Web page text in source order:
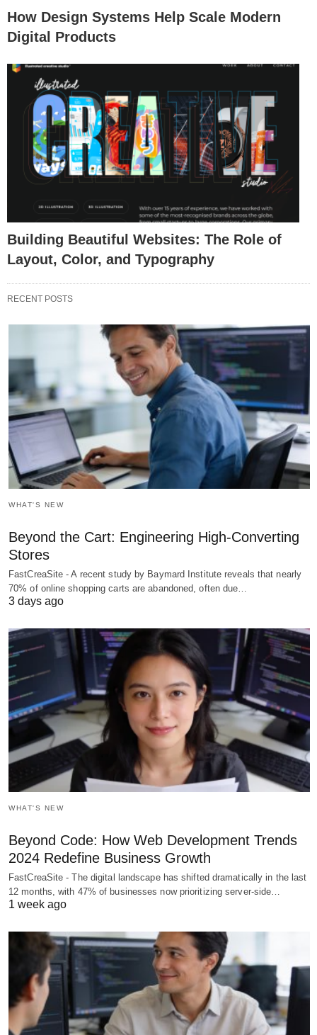
How Design Systems Help Scale Modern
Digital Products
Building Beautiful Websites: The Role of
Layout, Color, and Typography
RECENT POSTS
WHAT'S NEW
Beyond the Cart: Engineering High-Converting
Stores
FastCreaSite - A recent study by Baymard Institute reveals that nearly
70% of online shopping carts are abandoned, often due…
3 days ago
WHAT'S NEW
Beyond Code: How Web Development Trends
2024 Redefine Business Growth
FastCreaSite - The digital landscape has shifted dramatically in the last
12 months, with 47% of businesses now prioritizing server-side…
1 week ago